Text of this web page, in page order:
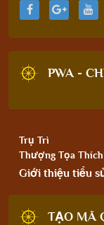
PWA -
Trụ Trì
Thượng Tọa
Giới thiệu tiểu
TẠO MÃ